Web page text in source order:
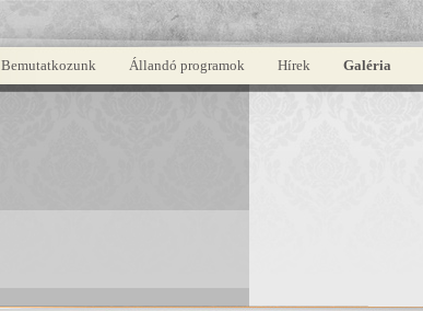
Bemutatkozunk Állandó programok Hírek Galéria